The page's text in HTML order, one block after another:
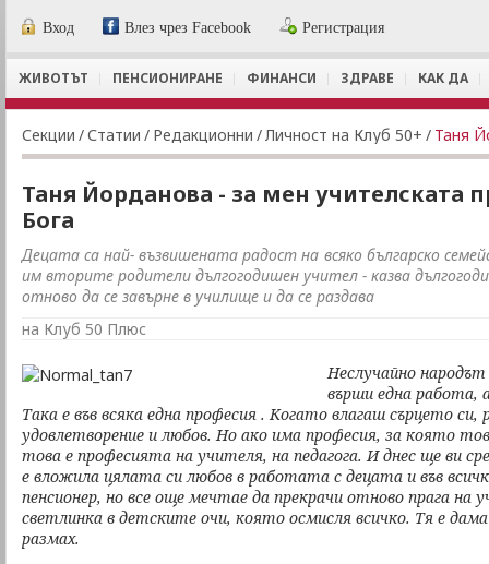
Вход Влез чрез Facebook Регистрация
ЖИВОТЪТ ПЕНСИОНИРАНЕ ФИНАНСИ ЗДРАВЕ КАК ДА
Секции /Статии / Редакционни /Личност на Клуб 50+ / Таня
Таня Йорданова - за мен учителската
Бога
Децата са най- възвишената радост на всяко българско
им вторите родители дългогодишен учител - казва
отново да се завърне в училище и да се раздава
на Клуб 50 Плюс
Неслучайно народът
върши една работа,
Така е във всяка една професия . Когато влагаш сърцето
удовлетворение и любов. Но ако има професия, за която
това е професията на учителя, на педагога. И днес ще ви
е вложила цялата си любов в работата с децата и във
пенсионер, но все още мечтае да прекрачи отново прага на
светлинка в детските очи, която осмисля всичко. Тя е
размах.